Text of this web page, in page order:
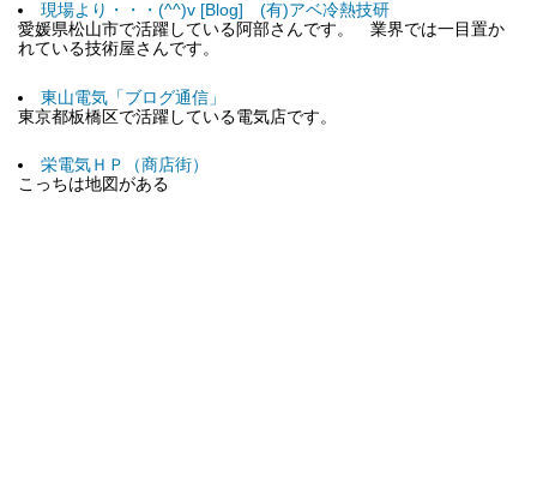
現場より・・・(^^)v [Blog] (有)アベ冷熱技研
愛媛県松山市で活躍している阿部さんです。 業界では一目置か
れている技術屋さんです。
東山電気「ブログ通信」
東京都板橋区で活躍している電気店です。
栄電気ＨＰ（商店街）
こっちは地図がある